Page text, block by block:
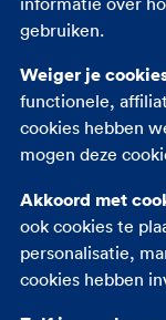
Maar ik had
Omdat de pijn
naar het
inderdaad een
konden ze me
verzekerd
was het nog
Hoe is
gebruiken.
Weiger je
functionele,
cookies hebben
mogen deze
Akkoord met
ook cookies te
personalisatie,
cookies hebben